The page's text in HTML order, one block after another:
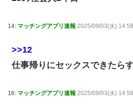
14: マッチングアプリ速報 2025/09/03(水)
>>12
仕事帰りにセックスできたら
16: マッチングアプリ速報 2025/09/03(水)